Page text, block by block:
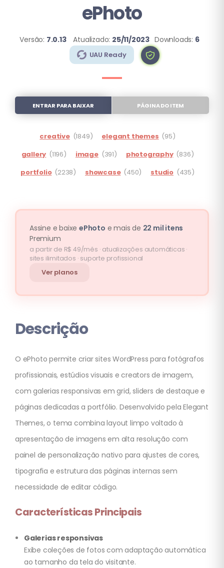
ePhoto
Versão: 7.0.13 Atualizado: 25/11/2023 Downloads: 6
UAU Ready
ENTRAR PARA BAIXAR PÁGINA DO ITEM
creative (1849) elegant themes (95)
gallery (1196) image (391) photography (836)
portfolio (2238) showcase (450) studio (435)
Assine e baixe ePhoto e mais de 22 mil itens
Premium
a partir de R$ 49/mês · atualizações automáticas ·
sites ilimitados · suporte profissional
Ver planos
Descrição
O ePhoto permite criar sites WordPress para fotógrafos
profissionais, estúdios visuais e creators de imagem,
com galerias responsivas em grid, sliders de destaque e
páginas dedicadas a portfólio. Desenvolvido pela Elegant
Themes, o tema combina layout limpo voltado à
apresentação de imagens em alta resolução com
painel de personalização nativo para ajustes de cores,
tipografia e estrutura das páginas internas sem
necessidade de editar código.
Características Principais
Galerias responsivas
Exibe coleções de fotos com adaptação automática
ao tamanho da tela do visitante.